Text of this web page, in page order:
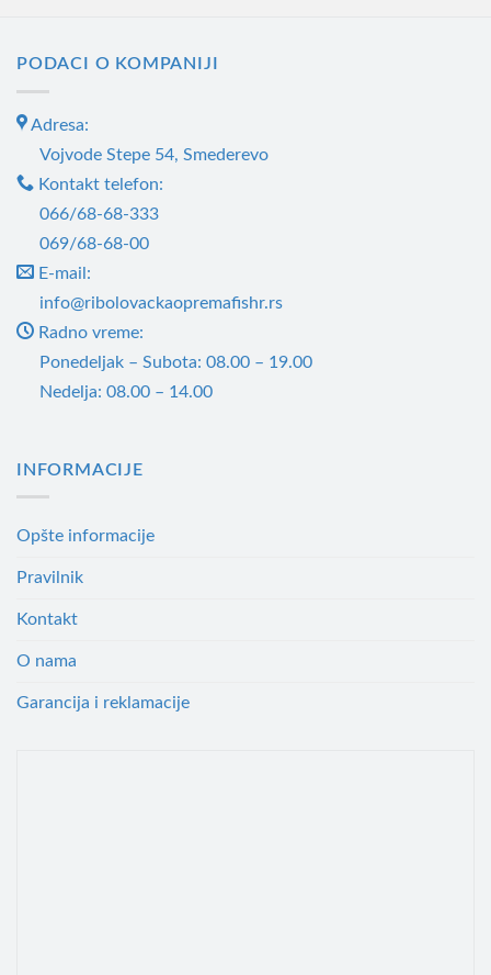
PODACI O KOMPANIJI
Adresa:
Vojvode Stepe 54, Smederevo
Kontakt telefon:
066/68-68-333
069/68-68-00
E-mail:
info@ribolovackaopremafishr.rs
Radno vreme:
Ponedeljak – Subota: 08.00 – 19.00
Nedelja: 08.00 – 14.00
INFORMACIJE
Opšte informacije
Pravilnik
Kontakt
O nama
Garancija i reklamacije